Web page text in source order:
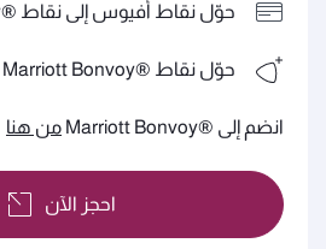
حوّل نقاط أفيوس إلى نقاط ®Marriott Bonvoy
حوّل نقاط ®Marriott Bonvoy إلى نقاط أفيوس
انضم إلى ®Marriott Bonvoy من هنا
احجز الآن